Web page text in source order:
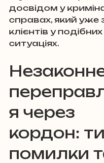
досвідом у
справах, який уже
клієнтів у подібних
ситуаціях.
я через
кордон:
помилки